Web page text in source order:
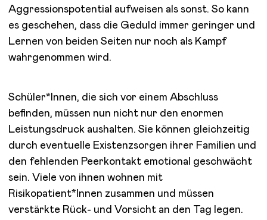
Aggressionspotential aufweisen als sonst. So kann
es geschehen, dass die Geduld immer geringer und
Lernen von beiden Seiten nur noch als Kampf
wahrgenommen wird.
Schüler*Innen, die sich vor einem Abschluss
befinden, müssen nun nicht nur den enormen
Leistungsdruck aushalten. Sie können gleichzeitig
durch eventuelle Existenzsorgen ihrer Familien und
den fehlenden Peerkontakt emotional geschwächt
sein. Viele von ihnen wohnen mit
Risikopatient*Innen zusammen und müssen
verstärkte Rück- und Vorsicht an den Tag legen.